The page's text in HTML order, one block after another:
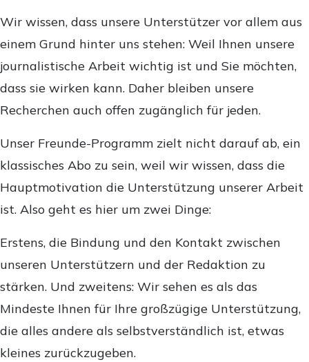
Wir wissen, dass unsere Unterstützer vor allem aus
einem Grund hinter uns stehen: Weil Ihnen unsere
journalistische Arbeit wichtig ist und Sie möchten,
dass sie wirken kann. Daher bleiben unsere
Recherchen auch offen zugänglich für jeden.
Unser Freunde-Programm zielt nicht darauf ab, ein
klassisches Abo zu sein, weil wir wissen, dass die
Hauptmotivation die Unterstützung unserer Arbeit
ist. Also geht es hier um zwei Dinge:
Erstens, die Bindung und den Kontakt zwischen
unseren Unterstützern und der Redaktion zu
stärken. Und zweitens: Wir sehen es als das
Mindeste Ihnen für Ihre großzügige Unterstützung,
die alles andere als selbstverständlich ist, etwas
kleines zurückzugeben.